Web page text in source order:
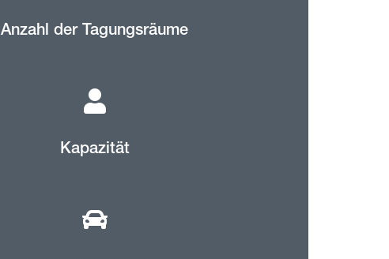
Anzahl der Tagungsräume
Kapazität